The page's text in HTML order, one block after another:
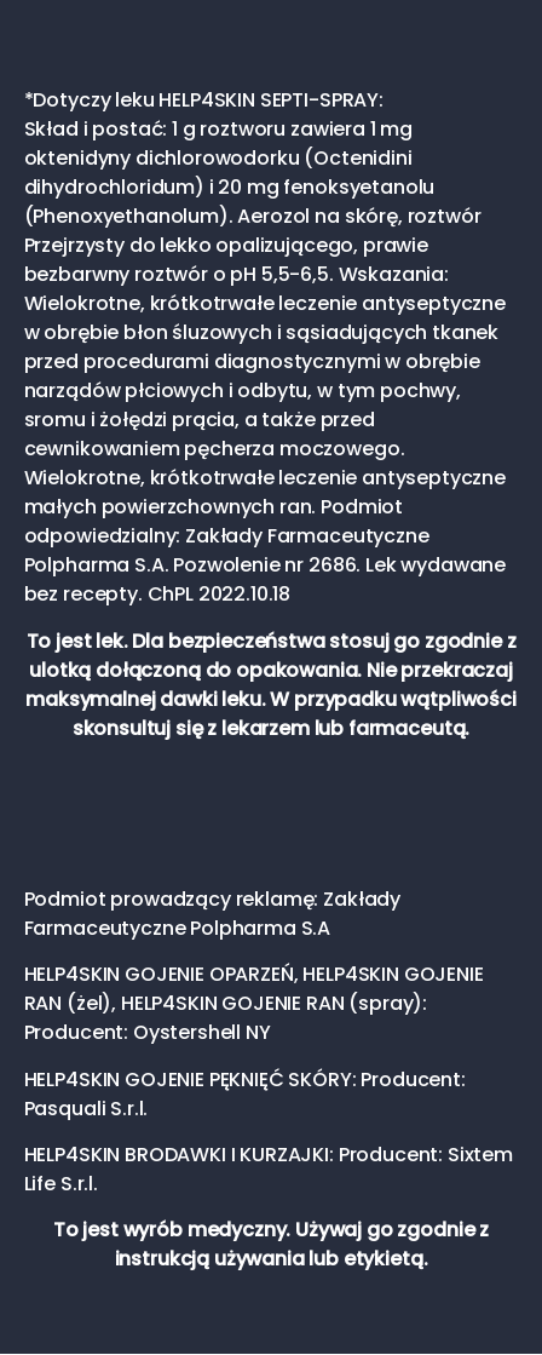
*Dotyczy leku HELP4SKIN SEPTI-SPRAY:
Skład i postać: 1 g roztworu zawiera 1 mg
oktenidyny dichlorowodorku (Octenidini
dihydrochloridum) i 20 mg fenoksyetanolu
(Phenoxyethanolum). Aerozol na skórę, roztwór
Przejrzysty do lekko opalizującego, prawie
bezbarwny roztwór o pH 5,5-6,5. Wskazania:
Wielokrotne, krótkotrwałe leczenie antyseptyczne
w obrębie błon śluzowych i sąsiadujących tkanek
przed procedurami diagnostycznymi w obrębie
narządów płciowych i odbytu, w tym pochwy,
sromu i żołędzi prącia, a także przed
cewnikowaniem pęcherza moczowego.
Wielokrotne, krótkotrwałe leczenie antyseptyczne
małych powierzchownych ran. Podmiot
odpowiedzialny: Zakłady Farmaceutyczne
Polpharma S.A. Pozwolenie nr 2686. Lek wydawane
bez recepty. ChPL 2022.10.18
To jest lek. Dla bezpieczeństwa stosuj go zgodnie z
ulotką dołączoną do opakowania. Nie przekraczaj
maksymalnej dawki leku. W przypadku wątpliwości
skonsultuj się z lekarzem lub farmaceutą.
Podmiot prowadzący reklamę: Zakłady
Farmaceutyczne Polpharma S.A
HELP4SKIN GOJENIE OPARZEŃ, HELP4SKIN GOJENIE
RAN (żel), HELP4SKIN GOJENIE RAN (spray):
Producent: Oystershell NY
HELP4SKIN GOJENIE PĘKNIĘĆ SKÓRY: Producent:
Pasquali S.r.l.
HELP4SKIN BRODAWKI I KURZAJKI: Producent: Sixtem
Life S.r.l.
To jest wyrób medyczny. Używaj go zgodnie z
instrukcją używania lub etykietą.